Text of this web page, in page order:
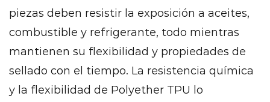
piezas deben resistir la exposición a aceites,
combustible y refrigerante, todo mientras
mantienen su flexibilidad y propiedades de
sellado con el tiempo. La resistencia química
y la flexibilidad de Polyether TPU lo